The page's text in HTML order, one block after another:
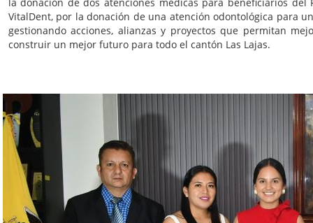
VitalDent, por la donación de una atención odontológica para
gestionando acciones, alianzas y proyectos que permitan
construir un mejor futuro para todo el cantón Las Lajas.